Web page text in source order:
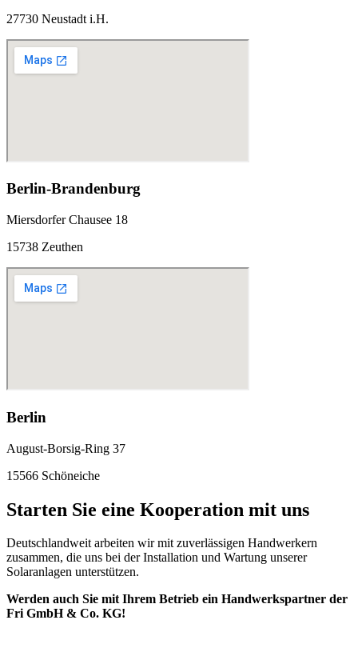
27730 Neustadt i.H.
Berlin-Brandenburg
Miersdorfer Chausee 18
15738 Zeuthen
Berlin
August-Borsig-Ring 37
15566 Schöneiche
Starten Sie eine Kooperation mit uns
Deutschlandweit arbeiten wir mit zuverlässigen Handwerkern
zusammen, die uns bei der Installation und Wartung unserer
Solaranlagen unterstützen.
Werden auch Sie mit Ihrem Betrieb ein Handwerkspartner der
Fri GmbH & Co. KG!